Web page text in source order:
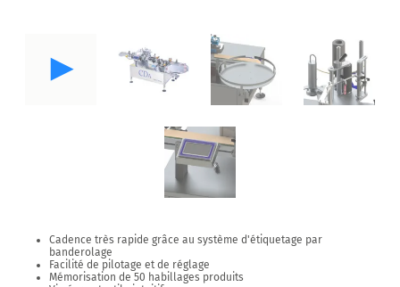
Cadence très rapide grâce au système d'étiquetage par
banderolage
Facilité de pilotage et de réglage
Mémorisation de 50 habillages produits